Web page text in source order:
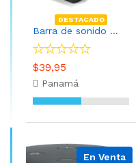
DESTACADO
Barra de sonido pequeña para TV con Bluetooth, RCA, USB, Opt, conexión AUX, mini sistema de sonido/audio para altavoces de TV, cine en casa, juegos, proyectores, 50 vatios, 15 pulgadas
$39,95
Panamá
En Venta